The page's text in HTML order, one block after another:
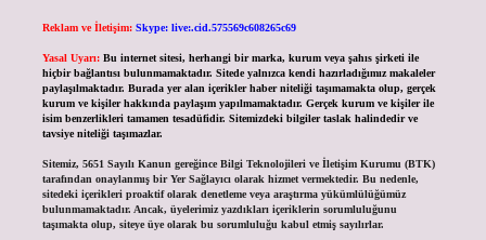
Reklam ve İletişim: Skype: live:.cid.575569c608265c69
Yasal Uyarı: Bu internet sitesi, herhangi bir marka, kurum veya şahıs şirketi ile
hiçbir bağlantısı bulunmamaktadır. Sitede yalnızca kendi hazırladığımız makaleler
paylaşılmaktadır. Burada yer alan içerikler haber niteliği taşımamakta olup, gerçek
kurum ve kişiler hakkında paylaşım yapılmamaktadır. Gerçek kurum ve kişiler ile
isim benzerlikleri tamamen tesadüfidir. Sitemizdeki bilgiler taslak halindedir ve
tavsiye niteliği taşımazlar.
Sitemiz, 5651 Sayılı Kanun gereğince Bilgi Teknolojileri ve İletişim Kurumu (BTK)
tarafından onaylanmış bir Yer Sağlayıcı olarak hizmet vermektedir. Bu nedenle,
sitedeki içerikleri proaktif olarak denetleme veya araştırma yükümlülüğümüz
bulunmamaktadır. Ancak, üyelerimiz yazdıkları içeriklerin sorumluluğunu
taşımakta olup, siteye üye olarak bu sorumluluğu kabul etmiş sayılırlar.